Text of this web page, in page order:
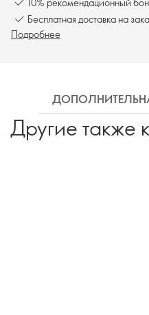
Бесплатная доставка на
Подробнее
Другие также